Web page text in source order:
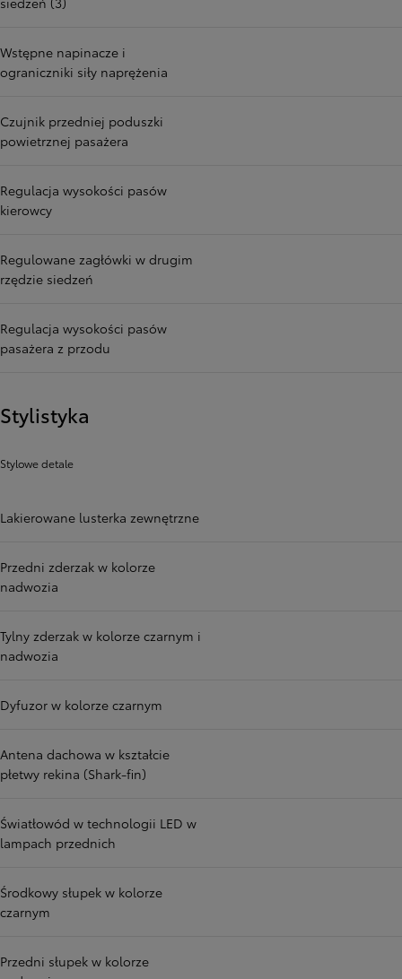
Wstępne napinacze i
ograniczniki siły naprężenia
Czujnik przedniej poduszki
powietrznej pasażera
Regulacja wysokości pasów
kierowcy
Regulowane zagłówki w drugim
rzędzie siedzeń
Regulacja wysokości pasów
pasażera z przodu
Stylistyka
Stylowe detale
Lakierowane lusterka zewnętrzne
Przedni zderzak w kolorze
nadwozia
Tylny zderzak w kolorze czarnym i
nadwozia
Dyfuzor w kolorze czarnym
Antena dachowa w kształcie
płetwy rekina (Shark-fin)
Światłowód w technologii LED w
lampach przednich
Środkowy słupek w kolorze
czarnym
Przedni słupek w kolorze